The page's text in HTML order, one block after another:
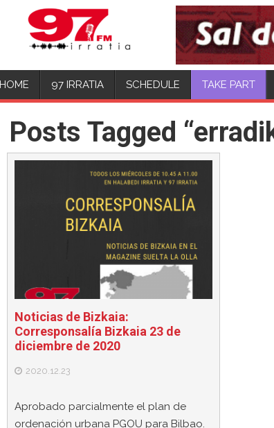
HOME 97 IRRATIA SCHEDULE
Posts Tagged
Noticias de Bizkaia:
Corresponsalía Bizkaia 23 de
diciembre de 2020
2020.12.23
Aprobado parcialmente el plan de
ordenación urbana PGOU para Bilbao.